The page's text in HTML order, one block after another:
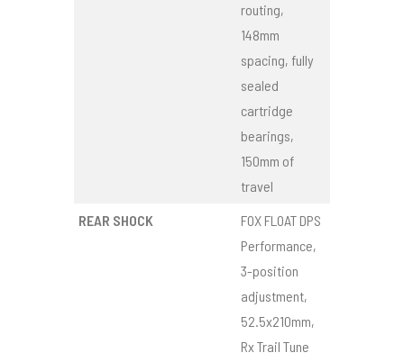
routing,
148mm
spacing, fully
sealed
cartridge
bearings,
150mm of
travel
REAR SHOCK
FOX FLOAT DPS
Performance,
3-position
adjustment,
52.5x210mm,
Rx Trail Tune